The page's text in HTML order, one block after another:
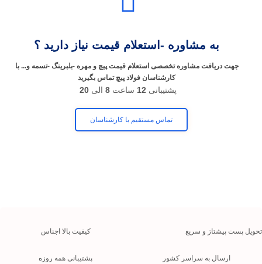
به مشاوره -استعلام قیمت نیاز دارید ؟
جهت دریافت مشاوره تخصصی استعلام قیمت پیچ و مهره -بلبرینگ -تسمه و... با
کارشناسان فولاد پیچ تماس بگیرید
پشتیبانی 12 ساعت الی 20
تماس مستقیم با کارشناسان
تحویل پست پیشتاز و سریع کیفیت بالا اجناس
ارسال به سراسر کشور پشتیبانی همه روزه